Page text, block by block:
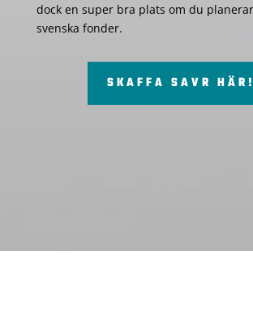
dock en super bra plats om du
svenska fonder.
SKAFFA SAVR HÄR!